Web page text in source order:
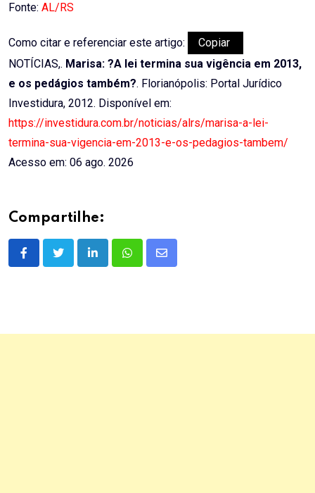
Fonte: AL/RS
Como citar e referenciar este artigo:
Copiar
NOTÍCIAS,. Marisa: ?A lei termina sua vigência em 2013,
e os pedágios também?. Florianópolis: Portal Jurídico
Investidura, 2012. Disponível em:
https://investidura.com.br/noticias/alrs/marisa-a-lei-
termina-sua-vigencia-em-2013-e-os-pedagios-tambem/
Acesso em: 06 ago. 2026
Compartilhe:
LinkedInWhatsappShare